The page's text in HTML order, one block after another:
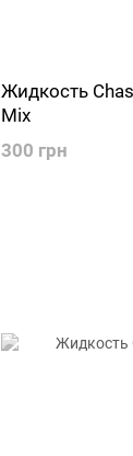
Жидкость
Mix
300 грн